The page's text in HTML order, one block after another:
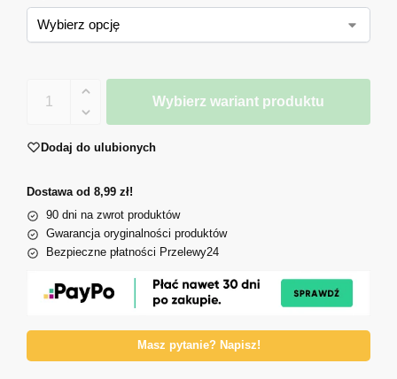
Wybierz wariant produktu
Dodaj do ulubionych
Dostawa od 8,99 zł!
90 dni na zwrot produktów
Gwarancja oryginalności produktów
Bezpieczne płatności Przelewy24
Masz pytanie? Napisz!